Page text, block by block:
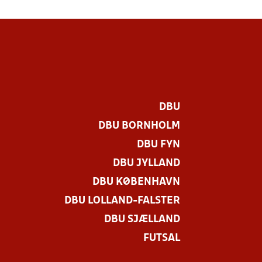
DBU
DBU BORNHOLM
DBU FYN
DBU JYLLAND
DBU KØBENHAVN
DBU LOLLAND-FALSTER
DBU SJÆLLAND
FUTSAL